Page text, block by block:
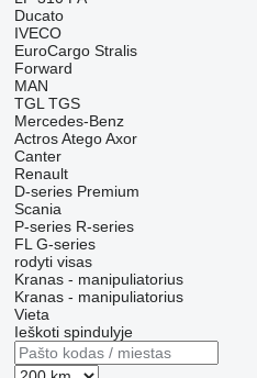
Ducato
IVECO
EuroCargo Stralis
Forward
MAN
TGL TGS
Mercedes-Benz
Actros Atego Axor
Canter
Renault
D-series Premium
Scania
P-series R-series
FL G-series
rodyti visas
Kranas - manipuliatorius
Kranas - manipuliatorius
Vieta
Ieškoti spindulyje